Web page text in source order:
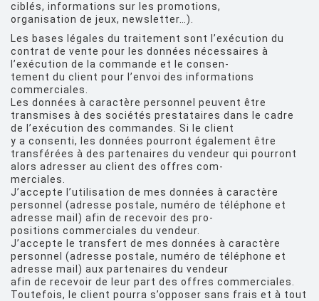
ciblés, informations sur les promotions,
organisation de jeux, newsletter…).
Les bases légales du traitement sont l’exécution du
contrat de vente pour les données nécessaires à
l’exécution de la commande et le consen-
tement du client pour l’envoi des informations
commerciales.
Les données à caractère personnel peuvent être
transmises à des sociétés prestataires dans le cadre
de l’exécution des commandes. Si le client
y a consenti, les données pourront également être
transférées à des partenaires du vendeur qui pourront
alors adresser au client des offres com-
merciales.
J’accepte l’utilisation de mes données à caractère
personnel (adresse postale, numéro de téléphone et
adresse mail) afin de recevoir des pro-
positions commerciales du vendeur.
J’accepte le transfert de mes données à caractère
personnel (adresse postale, numéro de téléphone et
adresse mail) aux partenaires du vendeur
afin de recevoir de leur part des offres commerciales.
Toutefois, le client pourra s’opposer sans frais et à tout